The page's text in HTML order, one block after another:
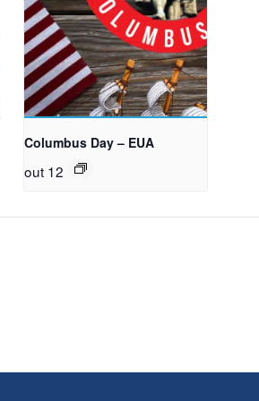
Columbus Day – EUA
out 12